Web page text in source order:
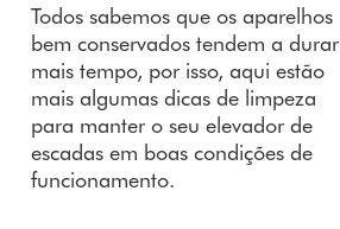
Todos sabemos que os aparelhos
bem conservados tendem a durar
mais tempo, por isso, aqui estão
mais algumas dicas de limpeza
para manter o seu elevador de
escadas em boas condições de
funcionamento.